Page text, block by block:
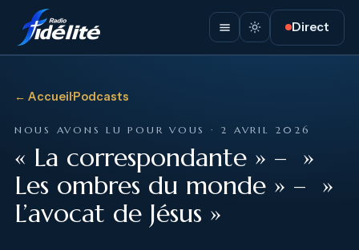
Direct
← Accueil·Podcasts
NOUS AVONS LU POUR VOUS · 2 AVRIL 2026
« La correspondante » – »
Les ombres du monde » – »
L’avocat de Jésus »